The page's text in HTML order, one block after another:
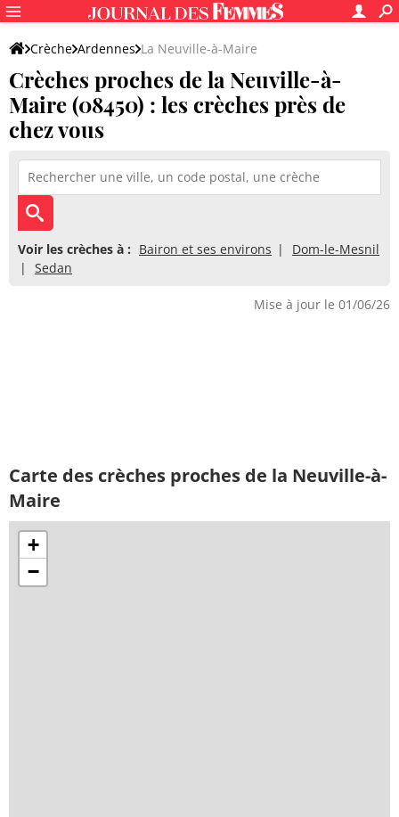
Crèche Ardennes La Neuville-à-Maire
Crèches proches de la Neuville-à-
Maire (08450) : les crèches près de
chez vous
Voir les crèches à : Bairon et ses environs
Dom-le-Mesnil
Sedan
Mise à jour le 01/06/26
Carte des crèches proches de la Neuville-à-
Maire
+
−